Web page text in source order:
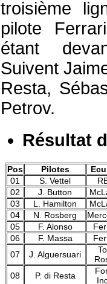
troisième
pilote
étant
Suivent
Resta,
Petrov.
Résultat
Pos Pilotes
01
S. Vettel
02
J. Button
03
L. Hamilton
04
N. Rosberg
05
F. Alonso
06
F. Massa
07
J. Alguersuari
08
P. di Resta